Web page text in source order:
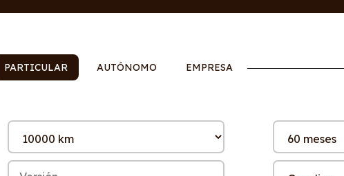
PARTICULAR AUTÓNOMO EMPRESA